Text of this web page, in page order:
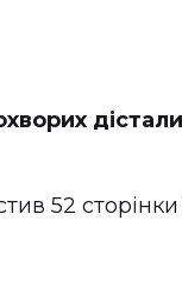
52 сторінки